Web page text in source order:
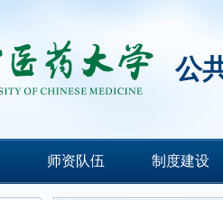
公
师资队伍 制度建设